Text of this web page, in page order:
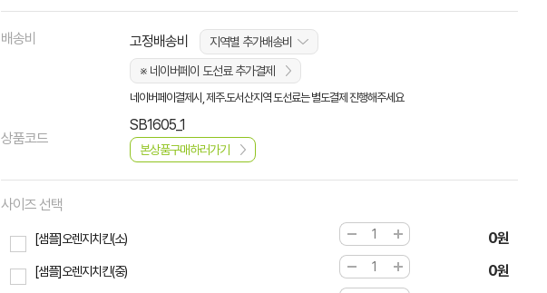
배송비 고정배송비
지역별 추가배송비
※ 네이버페이 도선료 추가결제
네이버페이결제시, 제주.도서산지역 도선료는 별도결제 진행해주세요
상품코드
SB1605_1
본상품구매하러가기
사이즈 선택
[샘플]오렌지치킨(소) 0원
[샘플]오렌지치킨(중) 0원